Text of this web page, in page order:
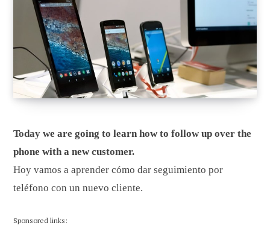
Today we are going to learn how to follow up over the
phone with a new customer.
Hoy vamos a aprender cómo dar seguimiento por
teléfono con un nuevo cliente.
Sponsored links: